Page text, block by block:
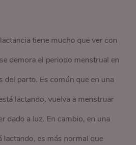
tiene mucho que ver con
demora el periodo menstrual en
del parto. Es común que en una
lactando, vuelva a menstruar
dado a luz. En cambio, en una
lactando, es más normal que